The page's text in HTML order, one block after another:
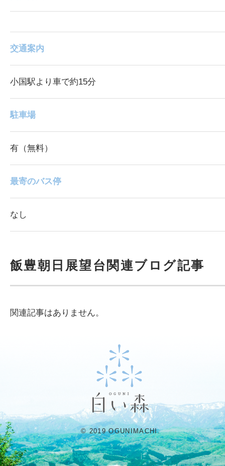
交通案内
小国駅より車で約15分
駐車場
有（無料）
最寄のバス停
なし
飯豊朝日展望台関連ブログ記事
関連記事はありません。
© 2019 OGUNIMACHI.